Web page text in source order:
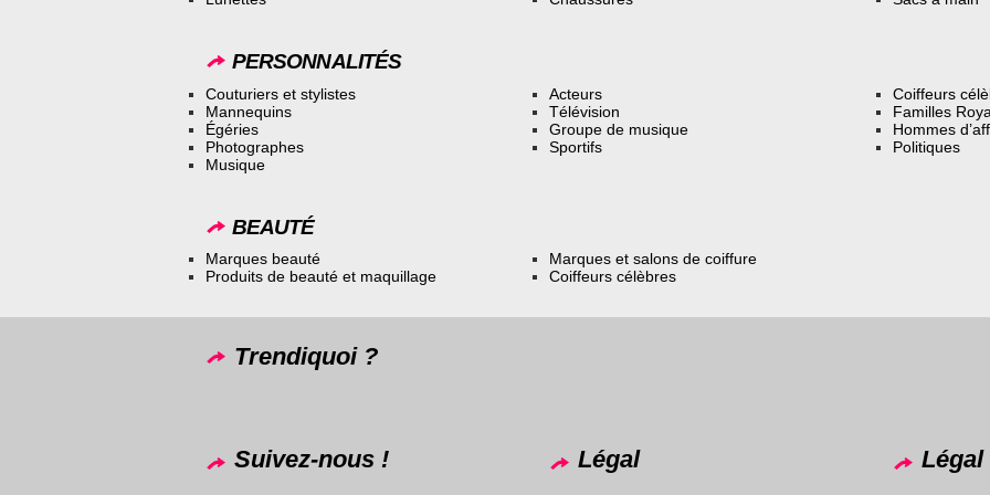
PERSONNALITÉS
Couturiers et stylistes
Mannequins
Égéries
Photographes
Musique
Acteurs
Télévision
Groupe de musique
Sportifs
Coiffeurs
Familles
Hommes
Politiques
BEAUTÉ
Marques beauté
Produits de beauté et maquillage
Marques et salons de coiffure
Coiffeurs célèbres
Trendiquoi ?
Suivez-nous ! Légal Légal